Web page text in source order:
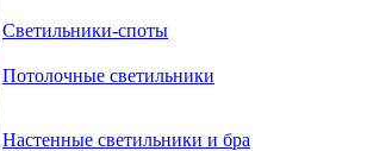
Светильники-споты
Потолочные светильники
Настенные светильники и бра